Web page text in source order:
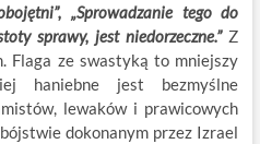
„Sprowadzanie tego do
sprawy, jest niedorzeczne.”Z
Flaga ze swastyką to mniejszy
haniebne jest bezmyślne
lewaków i prawicowych
dokonanym przez Izrael